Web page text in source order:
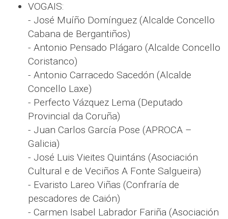
VOGAIS:
- José Muíño Domínguez (Alcalde Concello
Cabana de Bergantiños)
- Antonio Pensado Plágaro (Alcalde Concello
Coristanco)
- Antonio Carracedo Sacedón (Alcalde
Concello Laxe)
- Perfecto Vázquez Lema (Deputado
Provincial da Coruña)
- Juan Carlos García Pose (APROCA –
Galicia)
- José Luis Vieites Quintáns (Asociación
Cultural e de Veciños A Fonte Salgueira)
- Evaristo Lareo Viñas (Confraría de
pescadores de Caión)
- Carmen Isabel Labrador Fariña (Asociación